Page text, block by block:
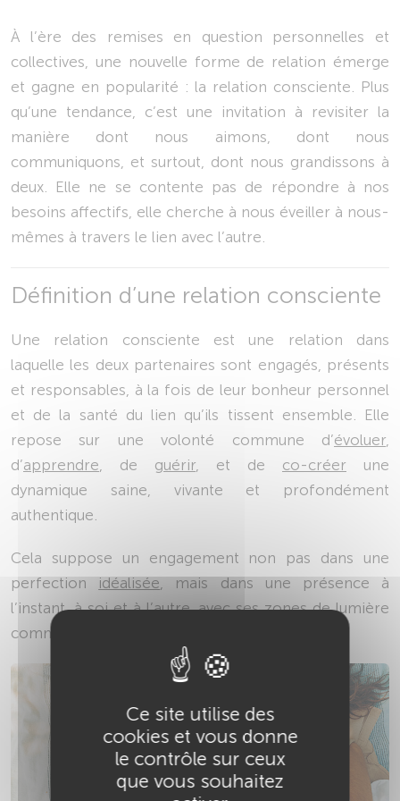
À l’ère des remises en question personnelles et
collectives, une nouvelle forme de relation émerge
et gagne en popularité : la relation consciente. Plus
qu’une tendance, c’est une invitation à revisiter la
manière dont nous aimons, dont nous
communiquons, et surtout, dont nous grandissons à
deux. Elle ne se contente pas de répondre à nos
besoins affectifs, elle cherche à nous éveiller à nous-
mêmes à travers le lien avec l’autre.
Définition d’une relation consciente
Une relation consciente est une relation dans
laquelle les deux partenaires sont engagés, présents
et responsables, à la fois de leur bonheur personnel
et de la santé du lien qu’ils tissent ensemble. Elle
repose sur une volonté commune d’évoluer
d’apprendre , de guérir , et de co-créer une
dynamique saine, vivante et profondément
authentique.
Cela suppose un engagement non pas dans une
perfectionidéalisée, mais dans une présence à
l’instant, à soi et à l’autre, avec ses zones de lumière
comme d’ombre.
Ce site utilise des
cookies et vous donne
le contrôle sur ceux
que vous souhaitez